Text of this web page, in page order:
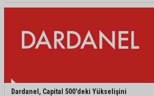
Dardanel, Capital 500'deki Yükselişini